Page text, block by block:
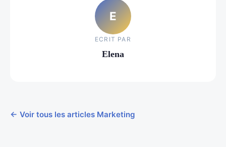
E
ECRIT PAR
Elena
← Voir tous les articles Marketing